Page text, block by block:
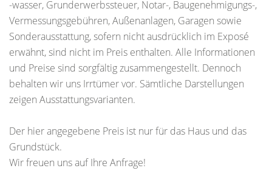
-wasser, Grunderwerbssteuer, Notar-, Baugenehmigungs-,
Vermessungsgebühren, Außenanlagen, Garagen sowie
Sonderausstattung, sofern nicht ausdrücklich im Exposé
erwähnt, sind nicht im Preis enthalten. Alle Informationen
und Preise sind sorgfältig zusammengestellt. Dennoch
behalten wir uns Irrtümer vor. Sämtliche Darstellungen
zeigen Ausstattungsvarianten.
Der hier angegebene Preis ist nur für das Haus und das
Grundstück.
Wir freuen uns auf Ihre Anfrage!